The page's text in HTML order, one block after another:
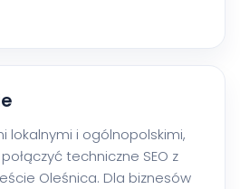
lokalnymi i ogólnopolskimi,
techniczne SEO z
Oleśnica. Dla biznesów